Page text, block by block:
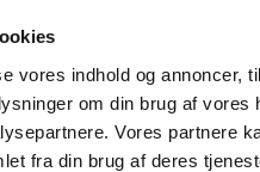
vores indhold og annoncer,
om din brug af
Vores partnere
fra din brug af deres